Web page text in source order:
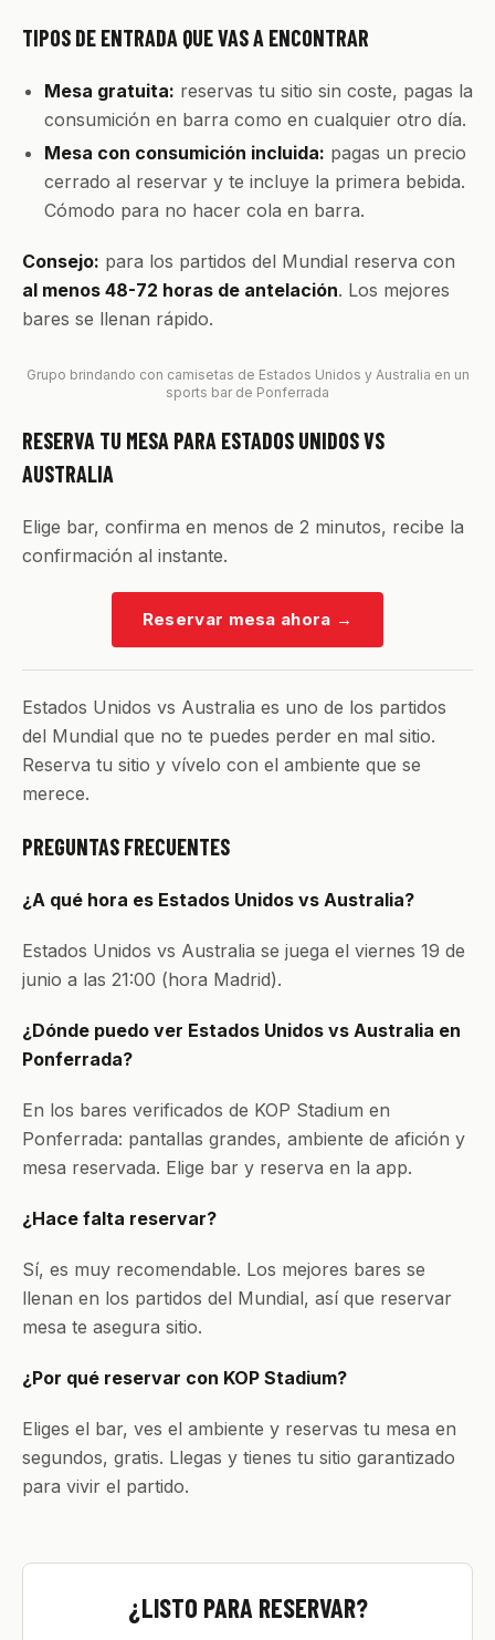
TIPOS DE ENTRADA QUE VAS A ENCONTRAR
Mesa gratuita: reservas tu sitio sin coste, pagas la
consumición en barra como en cualquier otro día.
Mesa con consumición incluida: pagas un precio
cerrado al reservar y te incluye la primera bebida.
Cómodo para no hacer cola en barra.
Consejo: para los partidos del Mundial reserva con
al menos 48-72 horas de antelación. Los mejores
bares se llenan rápido.
Grupo brindando con camisetas de Estados Unidos y Australia en un
sports bar de Ponferrada
RESERVA TU MESA PARA ESTADOS UNIDOS VS
AUSTRALIA
Elige bar, confirma en menos de 2 minutos, recibe la
confirmación al instante.
Reservar mesa ahora →
Estados Unidos vs Australia es uno de los partidos
del Mundial que no te puedes perder en mal sitio.
Reserva tu sitio y vívelo con el ambiente que se
merece.
PREGUNTAS FRECUENTES
¿A qué hora es Estados Unidos vs Australia?
Estados Unidos vs Australia se juega el viernes 19 de
junio a las 21:00 (hora Madrid).
¿Dónde puedo ver Estados Unidos vs Australia en
Ponferrada?
En los bares verificados de KOP Stadium en
Ponferrada: pantallas grandes, ambiente de afición y
mesa reservada. Elige bar y reserva en la app.
¿Hace falta reservar?
Sí, es muy recomendable. Los mejores bares se
llenan en los partidos del Mundial, así que reservar
mesa te asegura sitio.
¿Por qué reservar con KOP Stadium?
Eliges el bar, ves el ambiente y reservas tu mesa en
segundos, gratis. Llegas y tienes tu sitio garantizado
para vivir el partido.
¿LISTO PARA RESERVAR?